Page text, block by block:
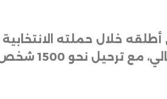
خلال حملته الانتخابية
الجماعي للمهاجرين غير النظاميين، التي